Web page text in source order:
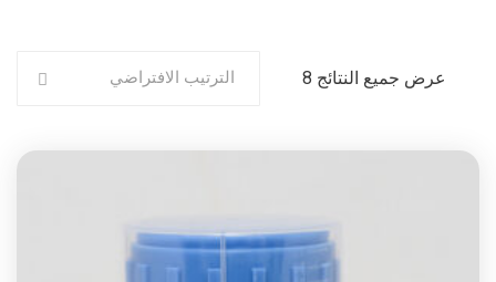
عرض جميع النتائج 8 الترتيب الافتراضي